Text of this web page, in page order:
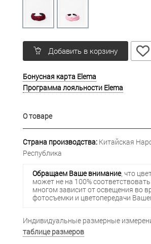
Добавить в корзину
Бонусная карта Elema
Программа лояльности Elema
О товаре
Страна производства: Китайская
Республика
Обращаем Ваше внимание, что
может не на 100%
многом зависит от освещения во
фотосъемки и цветопередачи
Индивидуальные размерные
таблице размеров